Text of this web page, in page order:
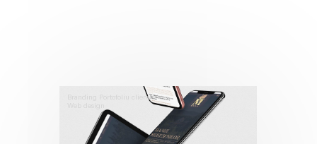
Portofoliu clienti